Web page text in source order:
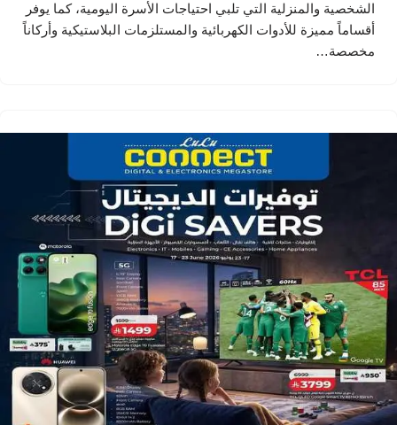
الشخصية والمنزلية التي تلبي احتياجات الأسرة اليومية، كما يوفر
أقساماً مميزة للأدوات الكهربائية والمستلزمات البلاستيكية وأركاناً
مخصصة…